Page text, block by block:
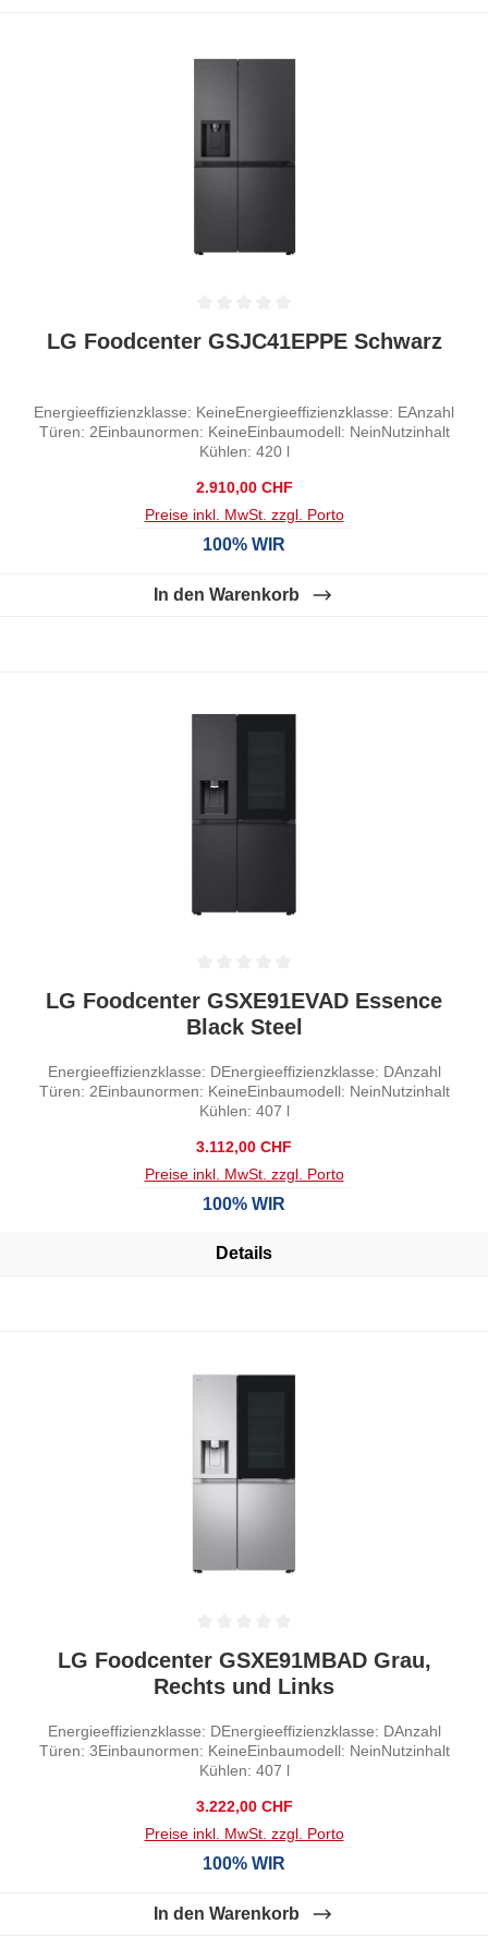
Durchschnittliche Bewertung von 0 von 5 Sternen
LG Foodcenter GSJC41EPPE Schwarz
Energieeffizienzklasse: KeineEnergieeffizienzklasse: EAnzahl
Türen: 2Einbaunormen: KeineEinbaumodell: NeinNutzinhalt
Kühlen: 420 l
Regulärer Preis:
2.910,00 CHF
Preise inkl. MwSt. zzgl. Porto
100% WIR
In den Warenkorb
Durchschnittliche Bewertung von 0 von 5 Sternen
LG Foodcenter GSXE91EVAD Essence
Black Steel
Energieeffizienzklasse: DEnergieeffizienzklasse: DAnzahl
Türen: 2Einbaunormen: KeineEinbaumodell: NeinNutzinhalt
Kühlen: 407 l
Regulärer Preis:
3.112,00 CHF
Preise inkl. MwSt. zzgl. Porto
100% WIR
Details
Durchschnittliche Bewertung von 0 von 5 Sternen
LG Foodcenter GSXE91MBAD Grau,
Rechts und Links
Energieeffizienzklasse: DEnergieeffizienzklasse: DAnzahl
Türen: 3Einbaunormen: KeineEinbaumodell: NeinNutzinhalt
Kühlen: 407 l
Regulärer Preis:
3.222,00 CHF
Preise inkl. MwSt. zzgl. Porto
100% WIR
In den Warenkorb